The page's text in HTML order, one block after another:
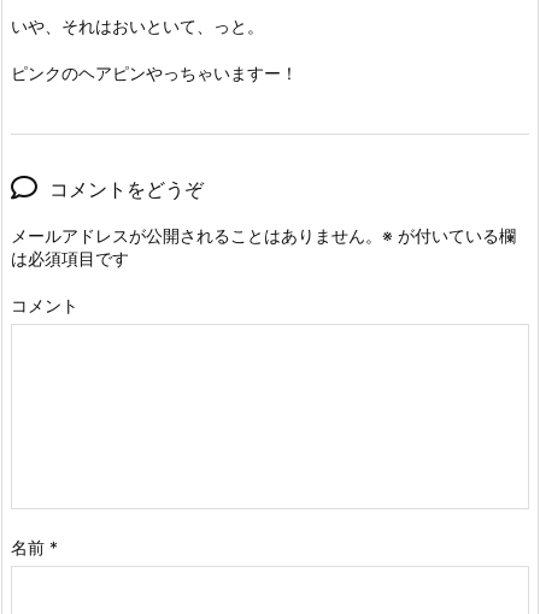
いや、それはおいといて、っと。
ピンクのヘアピンやっちゃいますー！
コメントをどうぞ
メールアドレスが公開されることはありません。 ※ が付いている欄
は必須項目です
コメント
名前 *